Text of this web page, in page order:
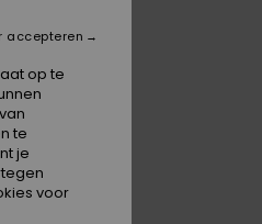
25% OFF
op te
te
je
voor
accepteren